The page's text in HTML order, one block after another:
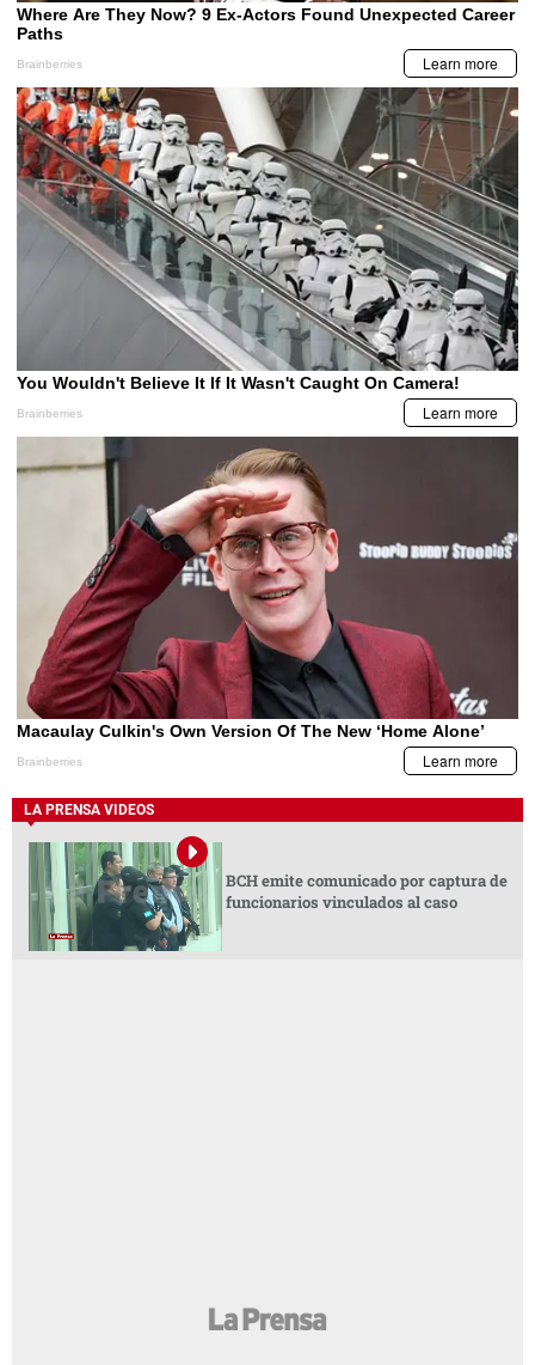
LA PRENSA VIDEOS
BCH emite comunicado por captura de
funcionarios vinculados al caso